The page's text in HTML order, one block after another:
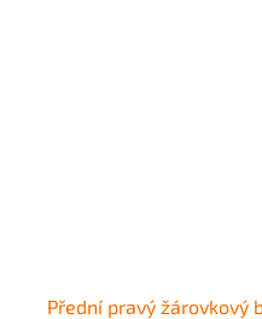
Přední pravý žárovkový